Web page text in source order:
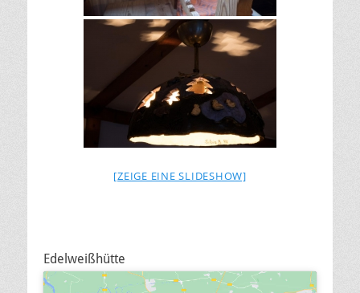
[ZEIGE EINE SLIDESHOW]
Edelweißhütte